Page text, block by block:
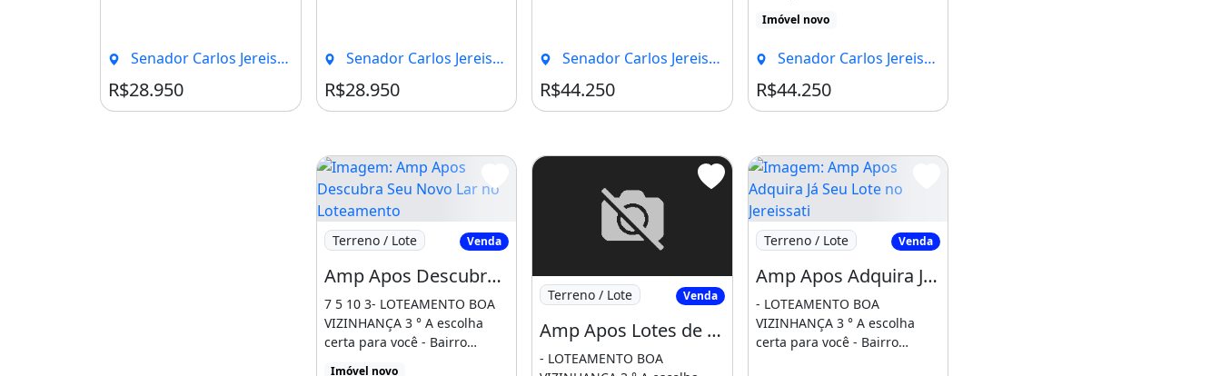
Senador Carlos Jereissati, Pacatuba - CE
R$28.950
Senador Carlos Jereissati, Pacatuba - CE
R$28.950
Senador Carlos Jereissati, Pacatuba - CE
R$44.250
[...]
Imóvel novo
Senador Carlos Jereissati, Pacatuba - CE
R$44.250
Imagem: Amp Apos Descubra Seu Novo Lar no Loteamento
Terreno / Lote Venda
Amp Apos Descubra Seu Novo Lar no Loteamento Jereissati 3 em Pacatuba!2 7 5 10 3
7 5 10 3- LOTEAMENTO BOA
VIZINHANÇA 3 ° A escolha
certa para você - Bairro
Imóvel novo
Imagem: Amp Apos Lotes de Alto Padrão Às Margens
Terreno / Lote Venda
Amp Apos Lotes de Alto Padrão Às Margens da Ce-060 - Infraestrutura Completa. Entre Em
- LOTEAMENTO BOA
Imagem: Amp Apos Adquira Já Seu Lote no Jereissati
Terreno / Lote Venda
Amp Apos Adquira Já Seu Lote no Jereissati III - Infraestrutura de Alto Padrão. Ligue
- LOTEAMENTO BOA
VIZINHANÇA 3 ° A escolha
certa para você - Bairro